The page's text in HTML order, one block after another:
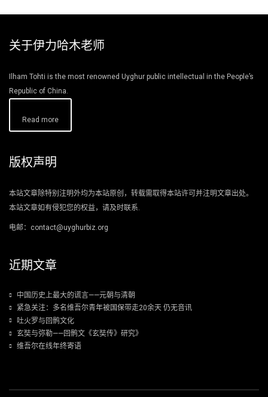
关于伊力哈木老师
Ilham Tohti is the most renowned Uyghur public intellectual in the People’s
Republic of China.
Read more
版权声明
本站文章除特别注明外均为本站原创，转载需取得本站许可并注明文章出处。
本站文章如有侵犯您的权益，请及时联系.
电邮：contact@uyghurbiz.org
近期文章
中国历史上最大的谎言——元朝与清朝
紧急关注：多名维吾尔青年被国保带走20余天 仍无音讯
吐火罗与回鹘文化
玄奘与弥勒——回鹘文《玄奘传》研究》
维吾尔在线年终寄语